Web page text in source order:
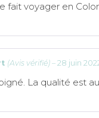
fait voyager en
(Avis vérifié) – 28 juin
La qualité est